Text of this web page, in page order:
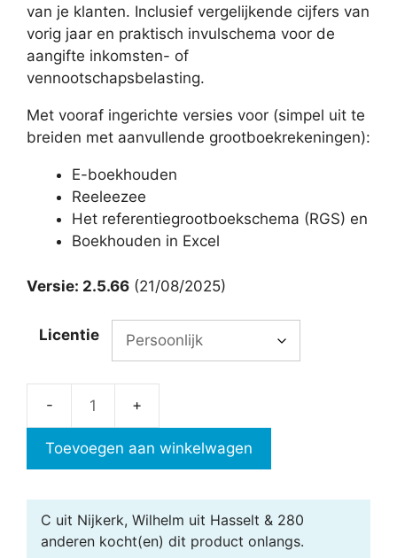
van je klanten. Inclusief vergelijkende cijfers van
vorig jaar en praktisch invulschema voor de
aangifte inkomsten- of
vennootschapsbelasting.
Met vooraf ingerichte versies voor (simpel uit te
breiden met aanvullende grootboekrekeningen):
E-boekhouden
Reeleezee
Het referentiegrootboekschema (RGS) en
Boekhouden in Excel
Versie: 2.5.66 (21/08/2025)
Licentie
Excel
Editie
2.5
aantal
Toevoegen aan winkelwagen
C uit Nijkerk, Wilhelm uit Hasselt & 280
anderen kocht(en) dit product onlangs.